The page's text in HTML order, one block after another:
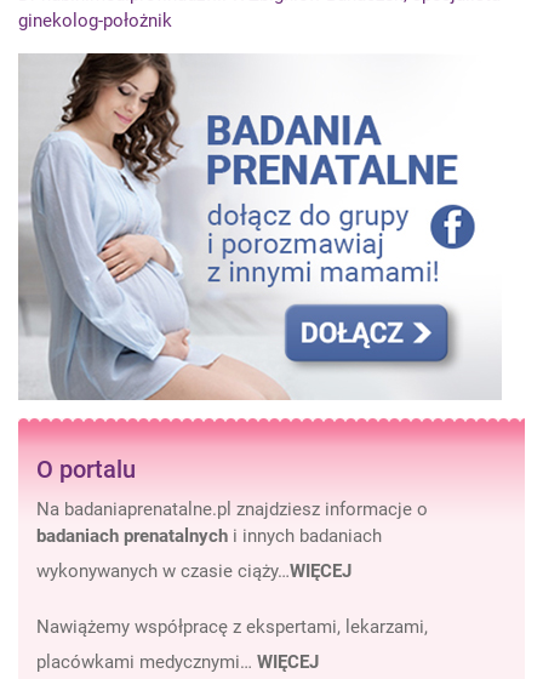
ginekolog-położnik
O portalu
Na badaniaprenatalne.pl znajdziesz informacje o
badaniach prenatalnych i innych badaniach
wykonywanych w czasie ciąży…WIĘCEJ
Nawiążemy współpracę z ekspertami, lekarzami,
placówkami medycznymi… WIĘCEJ